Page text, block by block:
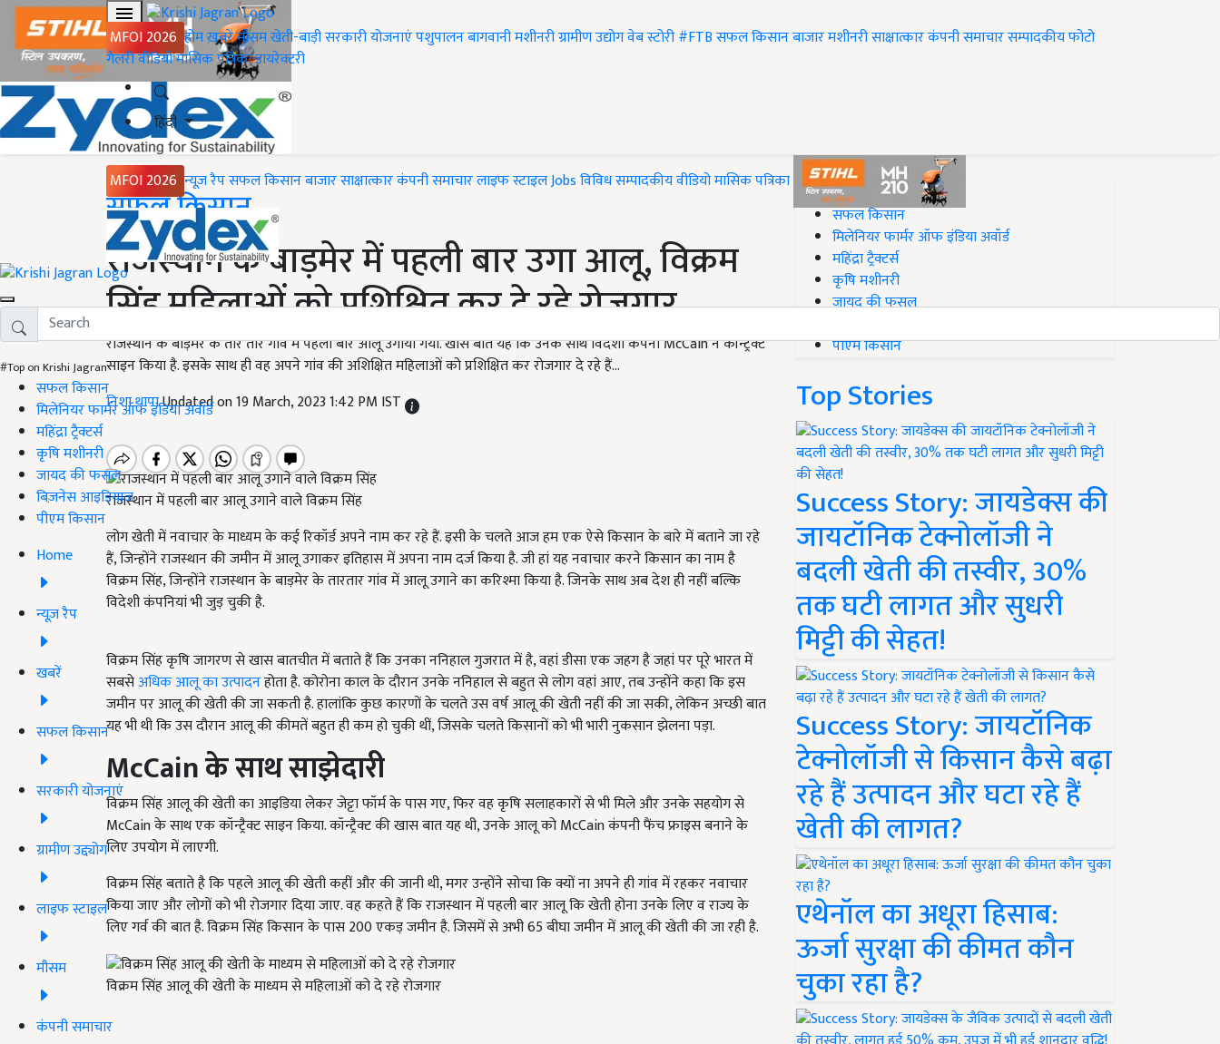
MFOI 2026 होमख़बरेंमौसमखेती-बाड़ीसरकारी योजनाएंपशुपालनबागवानीमशीनरीग्रामीण उद्योगवेब स्टोरी#FTBसफल किसानबाजारमशीनरीसाक्षात्कारकंपनी समाचारसम्पादकीयफोटो
गैलरीवीडियोमासिक पत्रिकाडायरेक्टरी
हिंदी
MFOI 2026 न्यूज़ रैपसफल किसानबाजारसाक्षात्कारकंपनी समाचारलाइफ स्टाइलJobsविविधसम्पादकीयवीडियोमासिक पत्रिका
#Top on Krishi Jagran
सफल किसान
मिलेनियर फार्मर ऑफ इंडिया अवॉर्ड
महिंद्रा ट्रैक्टर्स
कृषि मशीनरी
जायद की फसल
बिज़नेस आइडियाज
पीएम किसान
Home
न्यूज़ रैप
खबरें
सफल किसान
सरकारी योजनाएं
ग्रामीण उद्द्योग
लाइफ स्टाइल
मौसम
कंपनी समाचार
Home
सफल किसान
राजस्थान के बाड़मेर में पहली बार उगा आलू, विक्रम
सिंह महिलाओं को प्रशिक्षित कर दे रहे रोजगार
राजस्थान के बाड़मेर के तार तार गांव में पहली बार आलू उगाया गया. खास बात यह कि उनके साथ विदेशी कंपनी McCain ने कॉन्ट्रैक्ट
साइन किया है. इसके साथ ही वह अपने गांव की अशिक्षित महिलाओं को प्रशिक्षित कर रोजगार दे रहे हैं...
निशा थापाUpdated on 19 March, 2023 1:42 PM IST
राजस्थान में पहली बार आलू उगाने वाले विक्रम सिंह
लोग खेती में नवाचार के माध्यम के कई रिकॉर्ड अपने नाम कर रहे हैं. इसी के चलते आज हम एक ऐसे किसान के बारे में बताने जा रहे
हैं, जिन्होंने राजस्थान की जमीन में आलू उगाकर इतिहास में अपना नाम दर्ज किया है. जी हां यह नवाचार करने किसान का नाम है
विक्रम सिंह, जिन्होंने राजस्थान के बाड़मेर के तारतार गांव में आलू उगाने का करिश्मा किया है. जिनके साथ अब देश ही नहीं बल्कि
विदेशी कंपनियां भी जुड़ चुकी है.
विक्रम सिंह कृषि जागरण से खास बातचीत में बताते हैं कि उनका ननिहाल गुजरात में है, वहां डीसा एक जहग है जहां पर पूरे भारत में
सबसेअधिक आलू का उत्पादनहोता है. कोरोना काल के दौरान उनके ननिहाल से बहुत से लोग वहां आए, तब उन्होंने कहा कि इस
जमीन पर आलू की खेती की जा सकती है. हालांकि कुछ कारणों के चलते उस वर्ष आलू की खेती नहीं की जा सकी, लेकिन अच्छी बात
यह भी थी कि उस दौरान आलू की कीमतें बहुत ही कम हो चुकी थीं, जिसके चलते किसानों को भी भारी नुकसान झेलना पड़ा.
McCainके साथ साझेदारी
विक्रम सिंह आलू की खेती का आइडिया लेकर जेट्टा फॉर्म के पास गए, फिर वह कृषि सलाहकारों से भी मिले और उनके सहयोग से
McCain के साथ एक कॉन्ट्रैक्ट साइन किया. कॉन्ट्रैक्ट की खास बात यह थी, उनके आलू को McCain कंपनी फैंच फ्राइस बनाने के
लिए उपयोग में लाएगी.
विक्रम सिंह बताते है कि पहले आलू की खेती कहीं और की जानी थी, मगर उन्होंने सोचा कि क्यों ना अपने ही गांव में रहकर नवाचार
किया जाए और लोगों को भी रोजगार दिया जाए. वह कहते हैं कि राजस्थान में पहली बार आलू कि खेती होना उनके लिए व राज्य के
लिए गर्व की बात है. विक्रम सिंह किसान के पास 200 एकड़ जमीन है. जिसमें से अभी 65 बीघा जमीन में आलू की खेती की जा रही है.
विक्रम सिंह आलू की खेती के माध्यम से महिलाओं को दे रहे रोजगार
#Top on Krishi Jagran
सफल किसान
मिलेनियर फार्मर ऑफ इंडिया अवॉर्ड
महिंद्रा ट्रैक्टर्स
कृषि मशीनरी
जायद की फसल
पीएम किसान
Top Stories
Success Story: जायडेक्स की
जायटॉनिक टेक्नोलॉजी ने
बदली खेती की तस्वीर, 30%
तक घटी लागत और सुधरी
मिट्टी की सेहत!
Success Story: जायटॉनिक
टेक्नोलॉजी से किसान कैसे बढ़ा
रहे हैं उत्पादन और घटा रहे हैं
खेती की लागत?
एथेनॉल का अधूरा हिसाब:
ऊर्जा सुरक्षा की कीमत कौन
चुका रहा है?